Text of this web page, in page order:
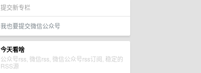
提交新专栏
我也要提交微信公众号
今天看啥
公众号rss, 微信rss, 微信公众号rss订阅, 稳定的
RSS源